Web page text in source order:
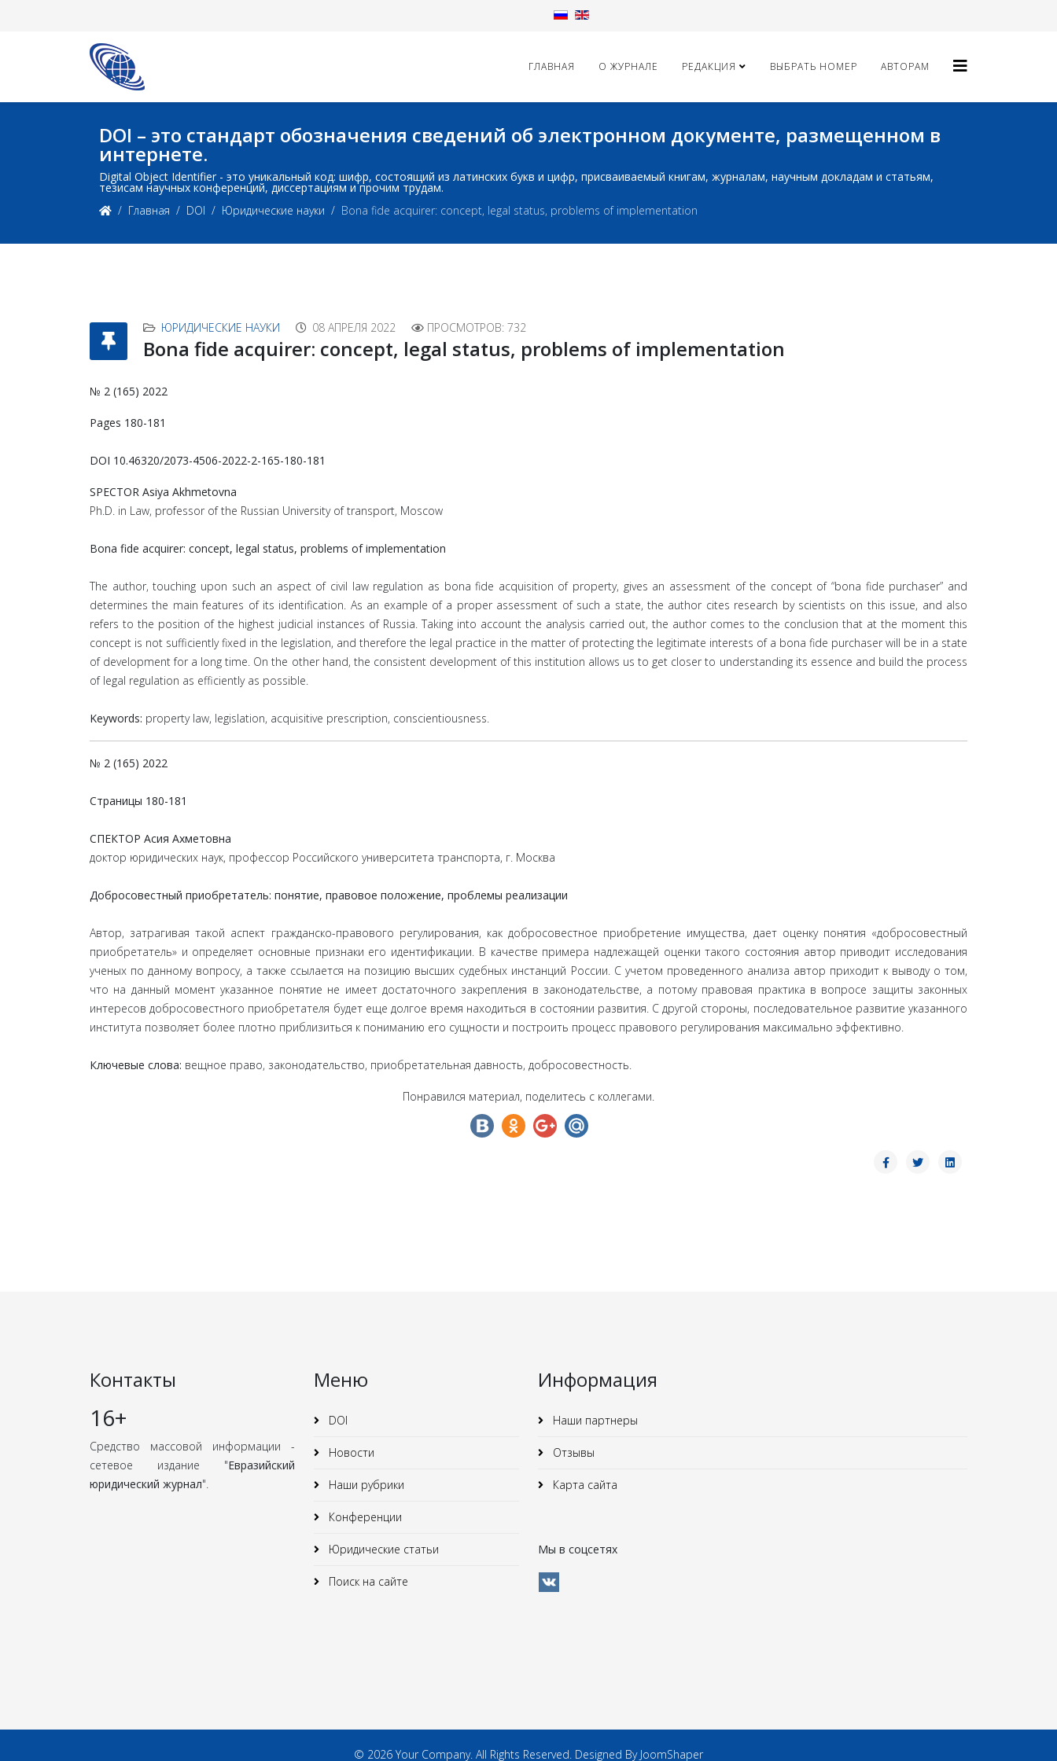
ГЛАВНАЯ О ЖУРНАЛЕ РЕДАКЦИЯ ВЫБРАТЬ НОМЕР АВТОРАМ
DOI – это стандарт обозначения сведений об электронном документе, размещенном в
интернете.
Digital Object Identifier - это уникальный код: шифр, состоящий из латинских букв и цифр, присваиваемый книгам, журналам, научным докладам и статьям,
тезисам научных конференций, диссертациям и прочим трудам.
Главная
DOI Юридические науки Bona fide acquirer: concept, legal status, problems of implementation
ЮРИДИЧЕСКИЕ НАУКИ 08 АПРЕЛЯ 2022 ПРОСМОТРОВ: 732
Bona fide acquirer: concept, legal status, problems of implementation
№ 2 (165) 2022
Pages 180-181
DOI 10.46320/2073-4506-2022-2-165-180-181
SPECTOR Asiya Akhmetovna
Ph.D. in Law, professor of the Russian University of transport, Moscow
Bona fide acquirer: concept, legal status, problems of implementation
The author, touching upon such an aspect of civil law regulation as bona fide acquisition of property, gives an assessment of the concept of “bona fide purchaser” and
determines the main features of its identification. As an example of a proper assessment of such a state, the author cites research by scientists on this issue, and also
refers to the position of the highest judicial instances of Russia. Taking into account the analysis carried out, the author comes to the conclusion that at the moment this
concept is not sufficiently fixed in the legislation, and therefore the legal practice in the matter of protecting the legitimate interests of a bona fide purchaser will be in a state
of development for a long time. On the other hand, the consistent development of this institution allows us to get closer to understanding its essence and build the process
of legal regulation as efficiently as possible.
Keywords: property law, legislation, acquisitive prescription, conscientiousness.
№ 2 (165) 2022
Страницы 180-181
СПЕКТОР Асия Ахметовна
доктор юридических наук, профессор Российского университета транспорта, г. Москва
Добросовестный приобретатель: понятие, правовое положение, проблемы реализации
Автор, затрагивая такой аспект гражданско-правового регулирования, как добросовестное приобретение имущества, дает оценку понятия «добросовестный
приобретатель» и определяет основные признаки его идентификации. В качестве примера надлежащей оценки такого состояния автор приводит исследования
ученых по данному вопросу, а также ссылается на позицию высших судебных инстанций России. С учетом проведенного анализа автор приходит к выводу о том,
что на данный момент указанное понятие не имеет достаточного закрепления в законодательстве, а потому правовая практика в вопросе защиты законных
интересов добросовестного приобретателя будет еще долгое время находиться в состоянии развития. С другой стороны, последовательное развитие указанного
института позволяет более плотно приблизиться к пониманию его сущности и построить процесс правового регулирования максимально эффективно.
Ключевые слова: вещное право, законодательство, приобретательная давность, добросовестность.
Понравился материал, поделитесь с коллегами.
Контакты
16+
Средство массовой информации -
сетевое издание "Евразийский
юридический журнал".
Меню
DOI
Новости
Наши рубрики
Конференции
Юридические статьи
Поиск на сайте
Информация
Наши партнеры
Отзывы
Карта сайта
Мы в соцсетях
© 2026 Your Company. All Rights Reserved. Designed By JoomShaper